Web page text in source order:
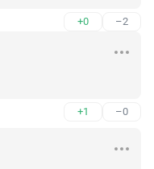
+0 –2
+1 –0